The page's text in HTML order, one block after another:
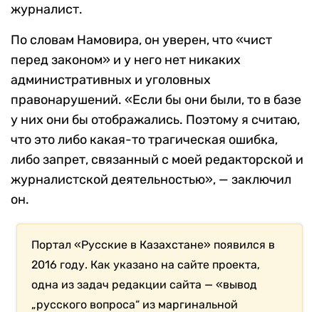
журналист.
По словам Намовира, он уверен, что «чист
перед законом» и у него нет никаких
административных и уголовных
правонарушений. «Если бы они были, то в базе
у них они бы отображались. Поэтому я считаю,
что это либо какая-то трагическая ошибка,
либо запрет, связанный с моей редакторской и
журналистской деятельностью», — заключил
он.
Портал «Русские в Казахстане» появился в
2016 году. Как указано на сайте проекта,
одна из задач редакции сайта — «вывод
„русского вопроса“ из маргинальной